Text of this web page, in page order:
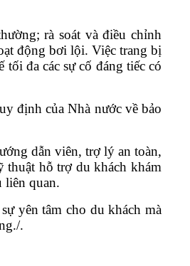
rà soát và điều chỉnh
động bơi lội. Việc trang bị
đa các sự cố đáng tiếc có
định của Nhà nước về bảo
dẫn viên, trợ lý an toàn,
thuật hỗ trợ du khách khám
liên quan.
yên tâm cho du khách mà
/.